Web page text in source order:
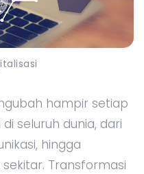
hampir setiap
seluruh dunia, dari
hingga
Transformasi